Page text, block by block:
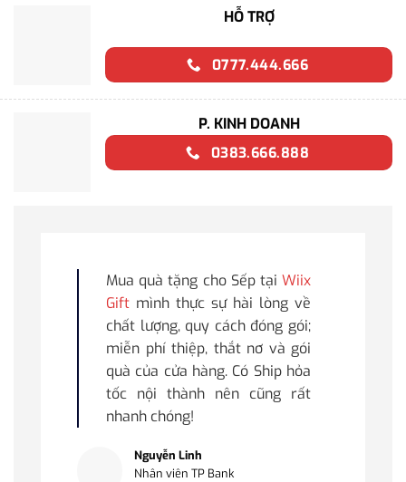
HỖ TRỢ
0777.444.666
P. KINH DOANH
0383.666.888
Mua quà tặng cho Sếp tại Wiix
Gift mình thực sự hài lòng về
chất lượng, quy cách đóng gói;
miễn phí thiệp, thắt nơ và gói
quà của cửa hàng. Có Ship hỏa
tốc nội thành nên cũng rất
nhanh chóng!
Nguyễn Linh
Nhân viên TP Bank